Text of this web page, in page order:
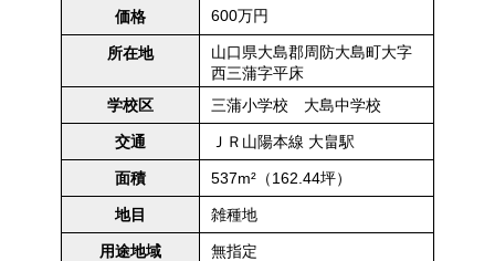
価格 600万円
所在地
山口県大島郡周防大島町大字
西三蒲字平床
学校区
三蒲小学校 大島中学校
交通 ＪＲ山陽本線 大畠駅
面積 537m²（162.44坪）
地目 雑種地
用途地域 無指定